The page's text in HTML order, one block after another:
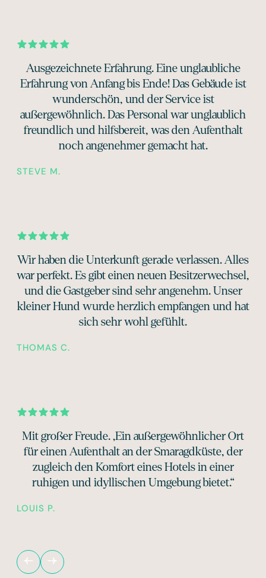
Ausgezeichnete Erfahrung. Eine unglaubliche
Erfahrung von Anfang bis Ende! Das Gebäude ist
wunderschön, und der Service ist
außergewöhnlich. Das Personal war unglaublich
freundlich und hilfsbereit, was den Aufenthalt
noch angenehmer gemacht hat.
STEVE M.
Wir haben die Unterkunft gerade verlassen. Alles
war perfekt. Es gibt einen neuen Besitzerwechsel,
und die Gastgeber sind sehr angenehm. Unser
kleiner Hund wurde herzlich empfangen und hat
sich sehr wohl gefühlt.
THOMAS C.
Mit großer Freude. „Ein außergewöhnlicher Ort
für einen Aufenthalt an der Smaragdküste, der
zugleich den Komfort eines Hotels in einer
ruhigen und idyllischen Umgebung bietet.“
LOUIS P.